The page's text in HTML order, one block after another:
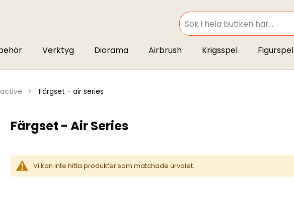
SEARCH
Verktyg Diorama Airbrush Krigsspel Figurspel
färgset - air series
Färgset - Air Series
Vi kan inte hitta produkter som matchade urvalet.